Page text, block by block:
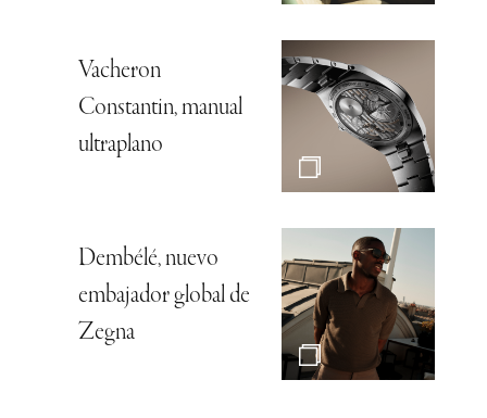
Vacheron
Constantin, manual
ultraplano
Dembélé, nuevo
embajador global de
Zegna